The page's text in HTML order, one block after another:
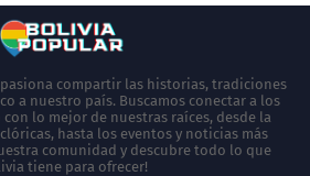
compartir las historias, tradiciones
a nuestro país. Buscamos conectar a los
lo mejor de nuestras raíces, desde la
hasta los eventos y noticias más
comunidad y descubre todo lo que
tiene para ofrecer!